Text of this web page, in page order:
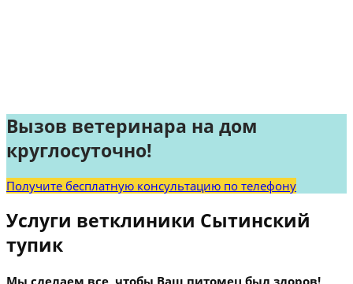
Вызов ветеринара на дом
круглосуточно!
Получите бесплатную консультацию по телефону
Услуги ветклиники Сытинский
тупик
Мы сделаем все, чтобы Ваш питомец был здоров!